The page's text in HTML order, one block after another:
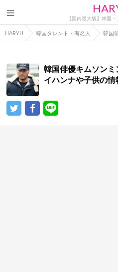
【国内最大級】韓国
HARYU 韓国タレント・有名人 韓国
韓国俳優キムソン
イハンナや子供の